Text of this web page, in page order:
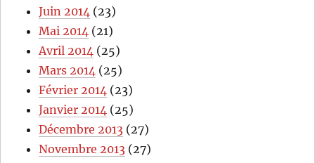
Juin 2014 (23)
Mai 2014 (21)
Avril 2014 (25)
Mars 2014 (25)
Février 2014 (23)
Janvier 2014 (25)
Décembre 2013 (27)
Novembre 2013 (27)